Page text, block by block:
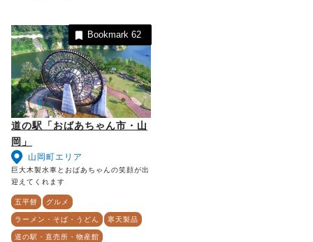
道の駅「おばあちゃん市・山
岡」
山岡町エリア
巨大木製水車とおばあちゃんの笑顔が出
迎えてくれます
五平餅 グルメ
ラーメン・そば・うどん 寒天製品
道の駅・直売所・物産館
Bookmark62